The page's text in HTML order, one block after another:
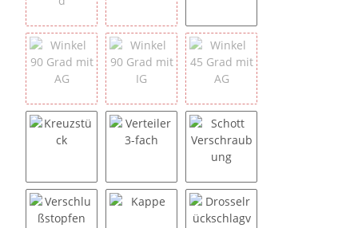
Y-Stück reduzierendY-Stück mit 1x AGWinkel 90 Grad
Winkel 90 Grad mit AGWinkel 90 Grad mit IGWinkel 45 Grad mit AG
Kreuzstück Verteiler 3-fachSchott Verschraubung